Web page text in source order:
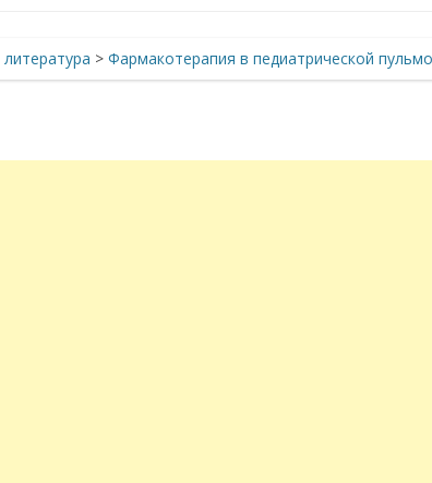
> Фармакотерапия в педиатрической